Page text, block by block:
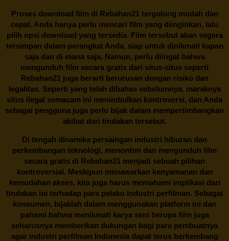
Proses download film di Rebahan21tergolong mudah dan
cepat. Anda hanya perlu mencari film yang diinginkan, lalu
pilih opsi download yang tersedia. Film tersebut akan segera
tersimpan dalam perangkat Anda, siap untuk dinikmati kapan
saja dan di mana saja. Namun, perlu diingat bahwa
mengunduh film secara gratis dari situs-situs seperti
Rebahan21 juga berarti berurusan dengan risiko dan
legalitas. Seperti yang telah dibahas sebelumnya, maraknya
situs ilegal semacam ini menimbulkan kontroversi, dan Anda
sebagai pengguna juga perlu bijak dalam mempertimbangkan
akibat dari tindakan tersebut.
Di tengah dinamika persaingan industri hiburan dan
perkembangan teknologi, menonton dan mengunduh film
secara gratis di Rebahan21 menjadi sebuah pilihan
kontroversial. Meskipun menawarkan kenyamanan dan
kemudahan akses, kita juga harus memahami implikasi dari
tindakan ini terhadap para pelaku industri perfilman. Sebagai
konsumen, bijaklah dalam menggunakan platform ini dan
pahami bahwa menikmati karya seni berupa film juga
seharusnya memberikan dukungan bagi para pembuatnya
agar industri perfilman Indonesia dapat terus berkembang